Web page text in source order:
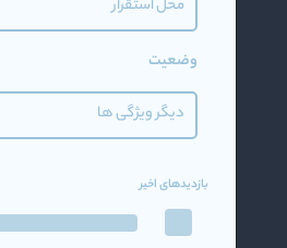
محل استقرار
وضعیت
دیگر ویژگی ها
بازدیدهای اخیر